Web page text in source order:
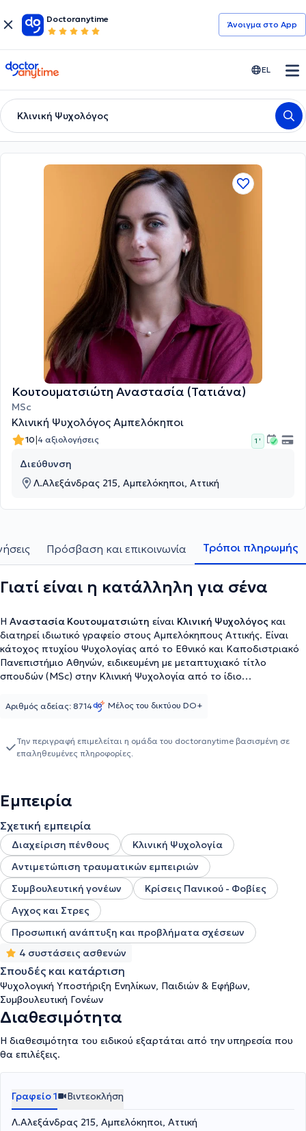
Doctoranytime
Άνοιγμα στο App
doctoranytime EL
Κλινική Ψυχολόγος
Κουτουματσιώτη Αναστασία (Τατιάνα)
MSc
Κλινική Ψυχολόγος Αμπελόκηποι
10|4 αξιολογήσεις 1 '
Διεύθυνση
Λ.Αλεξάνδρας 215, Αμπελόκηποι, Αττική
Πρόσβαση και επικοινωνία Τρόποι πληρωμής
Γιατί είναι η κατάλληλη για σένα
Η Αναστασία Κουτουματσιώτη είναι Κλινική Ψυχολόγος και
διατηρεί ιδιωτικό γραφείο στους Αμπελόκηπους Αττικής. Είναι
κάτοχος πτυχίου Ψυχολογίας από το Εθνικό και Καποδιστριακό
Πανεπιστήμιο Αθηνών, ειδικευμένη με μεταπτυχιακό τίτλο
σπουδών (MSc) στην Κλινική Ψυχολογία από το ίδιο
Ψυχολόγου (Αρ. Πρωτ. 8714) και αποτελεί Τακτικό Μέλος του
ψυχανάλυσης και της ψυχαναλυτικής ψυχοθεραπείας σε παιδιά/
εφήβους και ενήλικες. Παράλληλα, έχει εκπαιδευτεί στη
για συνεχή επιμόρφωση και ενημέρωση γύρω από τα νέα
δεδομένα της επιστήμης της, έχει ολοκληρώσει πρόγραμμα
εξειδίκευσης στη Διαταραχή Αυτιστικού Φάσματος, ενώ
επιπρόσθετα παρακολουθεί πλήθος σεμιναρίων, συνεδριών και
ημερίδων σχετικά με την ψυχική υγεία. Διαθέτει κλινική εμπειρία
στην ψυχοπαθολογία παιδιών, εφήβων και ενηλίκων μέσω
συνεργασίας και πρακτικής άσκησης με δημόσιους φορείς, όπως
το Νοσοκομείο Παίδων «Η Αγία Σοφία» - Πανεπιστημιακή
Παιδοψυχιατρική Κλινική, το Γενικό Νοσοκομείο Αθηνών «Γ.
Γεννηματάς» - Ψυχιατρικό Τμήμα, καθώς και το Κατάστημα
Κράτησης Κορυδαλλού. Επιπλέον, τα τελευταία χρόνια
απασχολείται ως Ψυχολόγος σε Σχολικές Μoνάδες
Πρωτοβάθμιας & Δευτεροβάθμιας Εκπαίδευσης και συνεργάζεται
με Ιδιωτικά Κέντρα. Διατηρεί ιδιωτικό γραφείο, όπου παρέχει
ψυχοκοινωνική υποστήριξη, ενημέρωση και συμβουλευτική
καθοδήγηση σε Παιδιά/Εφήβους, Ενήλικες, Ζεύγη και Γονείς.
Αριθμός αδείας: 8714 Μέλος του δικτύου DO+
Την περιγραφή επιμελείται η ομάδα του doctoranytime βασισμένη σε
επαληθευμένες πληροφορίες.
Εμπειρία
Σχετική εμπειρία
Διαχείριση πένθους
Κλινική Ψυχολογία
Αντιμετώπιση τραυματικών εμπειριών
Συμβουλευτική γονέων
Κρίσεις Πανικού - Φοβίες
Αγχος και Στρες
Προσωπική ανάπτυξη και προβλήματα σχέσεων
4 συστάσεις ασθενών
Σπουδές και κατάρτιση
Ψυχολογική Υποστήριξη Ενηλίκων, Παιδιών & Εφήβων,
Συμβουλευτική Γονέων
Διαθεσιμότητα
Η διαθεσιμότητα του ειδικού εξαρτάται από την υπηρεσία που
θα επιλέξεις.
Γραφείο 1 Βιντεοκλήση
Λ.Αλεξάνδρας 215, Αμπελόκηποι, Αττική